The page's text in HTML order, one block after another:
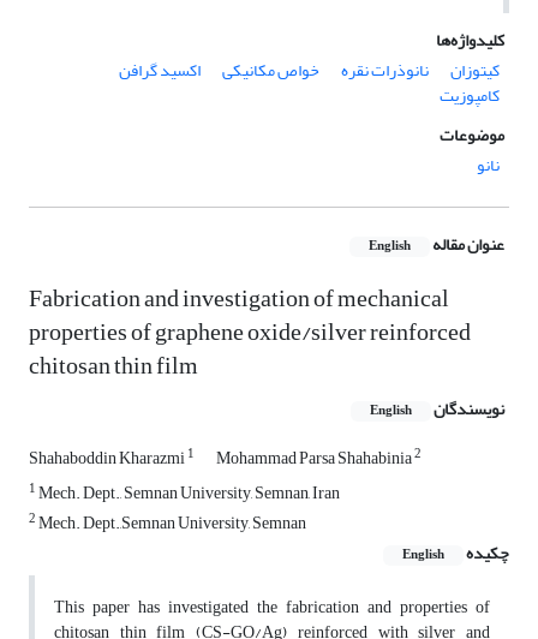
کلیدواژه‌ها
کیتوزان
نانوذرات نقره خواص مکانیکی اکسید گرافن
کامپوزیت
موضوعات
نانو
عنوان مقاله English
Fabrication and investigation of mechanical
properties of graphene oxide/silver reinforced
chitosan thin film
نویسندگان English
Shahaboddin Kharazmi1 Mohammad Parsa Shahabinia2
1Mech. Dept., Semnan University, Semnan, Iran
2Mech. Dept.,Semnan University, Semnan
چکیده
English
This paper has investigated the fabrication and properties of